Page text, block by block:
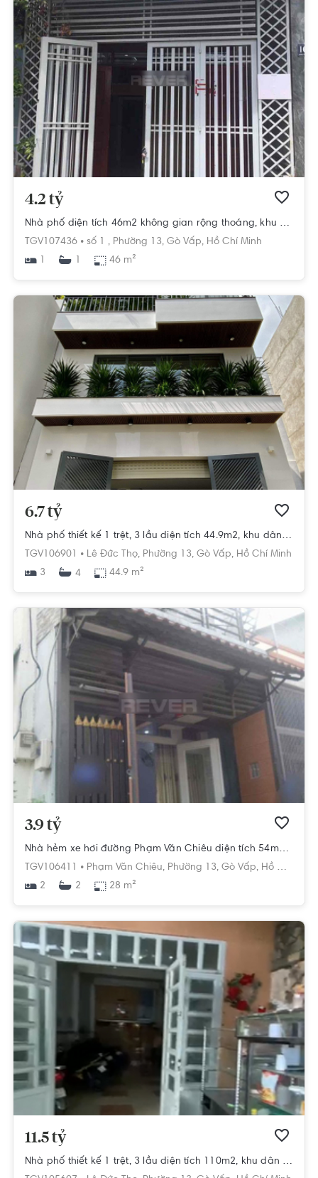
4.2 tỷ
Nhà phố diện tích 46m2 không gian rộng thoáng, khu dân cư sầm uất.
TGV107436 • số 1 , Phường 13, Gò Vấp, Hồ Chí Minh
1
1 46 m²
6.7 tỷ
Nhà phố thiết kế 1 trệt, 3 lầu diện tích 44.9m2, khu dân cư sầm uất.
TGV106901 • Lê Đức Thọ, Phường 13, Gò Vấp, Hồ Chí Minh
3
4 44.9 m²
3.9 tỷ
Nhà hẻm xe hơi đường Phạm Văn Chiêu diện tích 54m2, hẻm rộng 4m.
TGV106411 • Phạm Văn Chiêu, Phường 13, Gò Vấp, Hồ Chí Minh
2
2 28 m²
11.5 tỷ
Nhà phố thiết kế 1 trệt, 3 lầu diện tích 110m2, khu dân cư hiện hữu.